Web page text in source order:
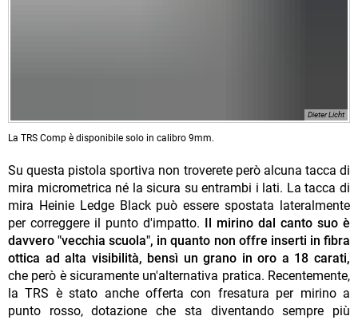
Dieter Licht
La TRS Comp è disponibile solo in calibro 9mm.
Su questa pistola sportiva non troverete però alcuna tacca di
mira micrometrica né la sicura su entrambi i lati. La tacca di
mira Heinie Ledge Black può essere spostata lateralmente
per correggere il punto d'impatto.
Il mirino dal canto suo è
davvero "vecchia scuola", in quanto non offre inserti in fibra
ottica ad alta visibilità, bensì un grano in oro a 18 carati,
che però è sicuramente un'alternativa pratica. Recentemente,
la TRS è stato anche offerta con fresatura per mirino a
punto rosso, dotazione che sta diventando sempre più